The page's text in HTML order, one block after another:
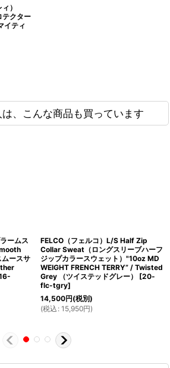
）
テクター
イティ
、こんな商品も買っています
ームス
ースサ
FELCO（フェルコ）L/S Half Zip
Collar Sweat（ロングスリーブハーフ
ジップカラースウェット）"10oz MD
WEIGHT FRENCH TERRY” / Twisted
Grey （ツイステッドグレー）
[20-
flc-tgry]
14,500円(税別)
(税込 : 15,950円)